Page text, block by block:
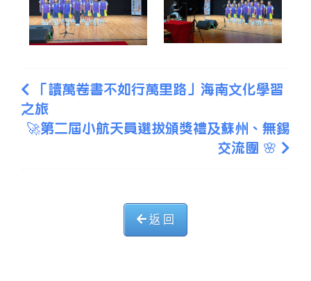
「讀萬卷書不如行萬里路」海南文化學習
之旅
🚀第二屆小航天員選拔頒獎禮及蘇州、無錫
交流團 🌸
返 回